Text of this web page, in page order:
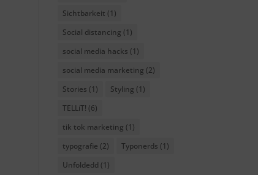
Sichtbarkeit (1)
Social distancing (1)
social media hacks (1)
social media marketing (2)
Stories (1) Styling (1)
TELLiT! (6)
tik tok marketing (1)
typografie (2) Typonerds (1)
Unfoldedd (1)